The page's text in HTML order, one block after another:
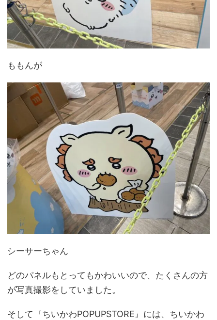
ももんが
シーサーちゃん
どのパネルもとってもかわいいので、たくさんの方
が写真撮影をしていました。
そして『ちいかわPOPUPSTORE』には、ちいかわ